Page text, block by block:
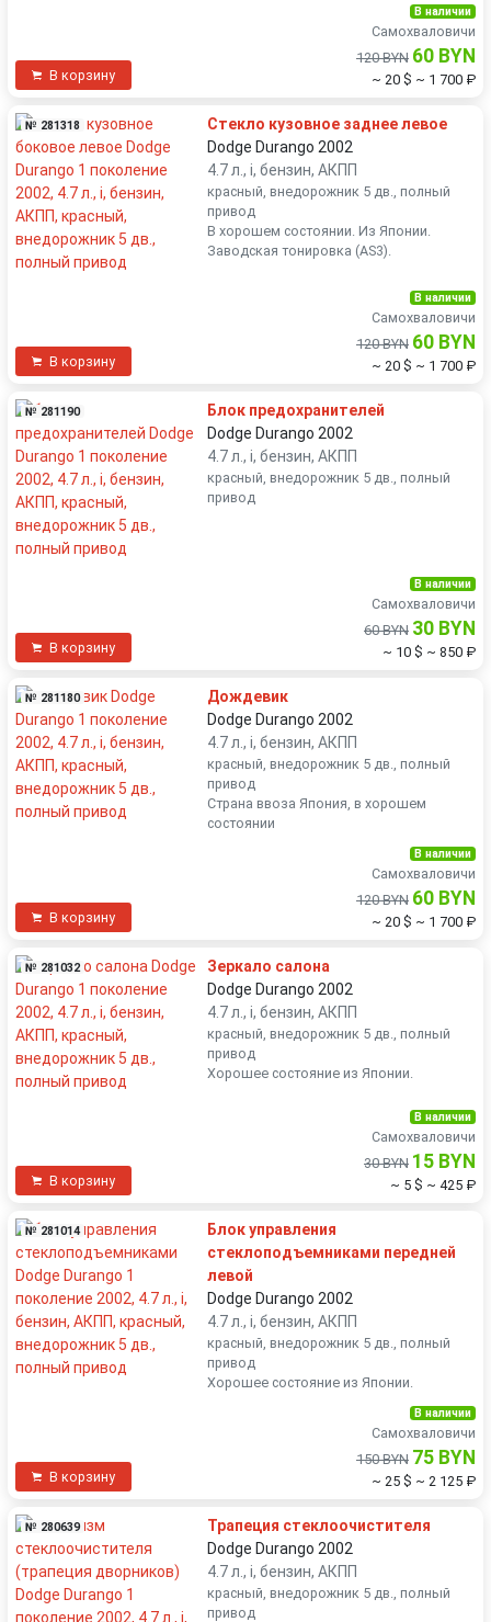
В корзину
В наличии
Самохваловичи
120 BYN 60 BYN
~ 20 $ ~ 1 700 ₽
№ 281318
Стекло кузовное заднее левое
Dodge Durango 2002
4.7 л., i, бензин, АКПП
красный, внедорожник 5 дв., полный
привод
В хорошем состоянии. Из Японии.
Заводская тонировка (AS3).
В корзину
В наличии
Самохваловичи
120 BYN 60 BYN
~ 20 $ ~ 1 700 ₽
№ 281190
Блок предохранителей
Dodge Durango 2002
4.7 л., i, бензин, АКПП
красный, внедорожник 5 дв., полный
привод
В корзину
В наличии
Самохваловичи
60 BYN 30 BYN
~ 10 $ ~ 850 ₽
№ 281180
Дождевик
Dodge Durango 2002
4.7 л., i, бензин, АКПП
красный, внедорожник 5 дв., полный
привод
Страна ввоза Япония, в хорошем
состоянии
В корзину
В наличии
Самохваловичи
120 BYN 60 BYN
~ 20 $ ~ 1 700 ₽
№ 281032
Зеркало салона
Dodge Durango 2002
4.7 л., i, бензин, АКПП
красный, внедорожник 5 дв., полный
привод
Хорошее состояние из Японии.
В корзину
В наличии
Самохваловичи
30 BYN 15 BYN
~ 5 $ ~ 425 ₽
№ 281014
Блок управления
стеклоподъемниками передней
левой
Dodge Durango 2002
4.7 л., i, бензин, АКПП
красный, внедорожник 5 дв., полный
привод
Хорошее состояние из Японии.
В корзину
В наличии
Самохваловичи
150 BYN 75 BYN
~ 25 $ ~ 2 125 ₽
№ 280639
Трапеция стеклоочистителя
Dodge Durango 2002
4.7 л., i, бензин, АКПП
красный, внедорожник 5 дв., полный
привод